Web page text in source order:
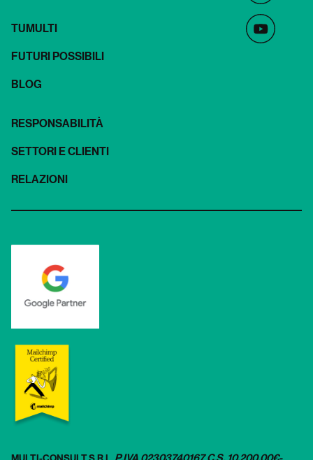
TUMULTI
FUTURI POSSIBILI
BLOG
RESPONSABILITÀ
SETTORI E CLIENTI
RELAZIONI